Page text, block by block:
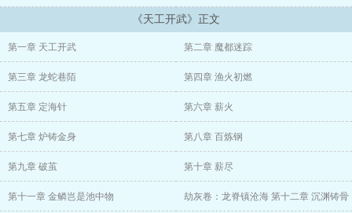
“要这天下武运？问过我身后五千年的魂没有？”
《天工开武》正文
第一章 天工开武 第二章 魔都迷踪
第三章 龙蛇巷陌 第四章 渔火初燃
第五章 定海针 第六章 薪火
第七章 炉铸金身 第八章 百炼钢
第九章 破茧 第十章 薪尽
第十一章 金鳞岂是池中物 劫灰卷：龙脊镇沧海 第十二章 沉渊铸骨